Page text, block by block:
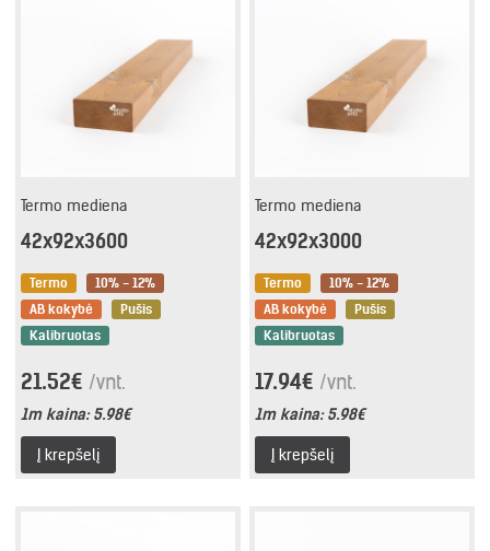
Termo mediena
42x92x3600
Termo
10% - 12%
AB kokybė
Pušis
Kalibruotas
21.52€ /vnt.
1m kaina:5.98€
Į krepšelį
Termo mediena
42x92x3000
Termo
10% - 12%
AB kokybė
Pušis
Kalibruotas
17.94€ /vnt.
1m kaina:5.98€
Į krepšelį